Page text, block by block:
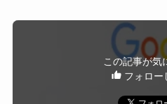
この記事が気
フォロー